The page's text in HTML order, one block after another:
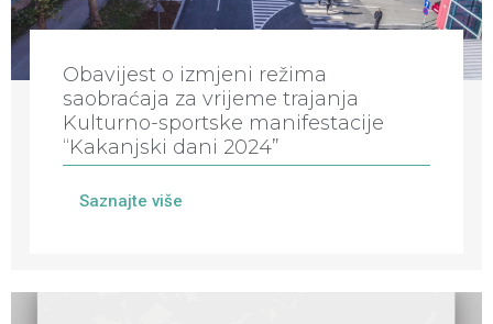
Obavijest o izmjeni režima
saobraćaja za vrijeme trajanja
Kulturno-sportske manifestacije
“Kakanjski dani 2024”
Saznajte više